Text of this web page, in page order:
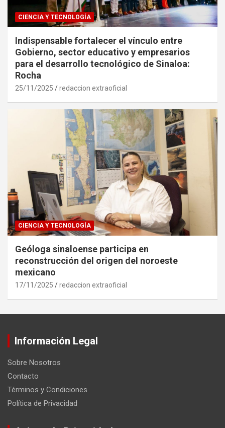
CIENCIA Y TECNOLOGÍA
Indispensable fortalecer el vínculo entre
Gobierno, sector educativo y empresarios
para el desarrollo tecnológico de Sinaloa:
Rocha
25/11/2025 redaccion extraoficial
CIENCIA Y TECNOLOGÍA
Geóloga sinaloense participa en
reconstrucción del origen del noroeste
mexicano
17/11/2025 redaccion extraoficial
Información Legal
Sobre Nosotros
Contacto
Términos y Condiciones
Política de Privacidad